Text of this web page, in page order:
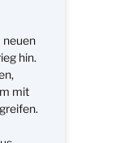
neuen
hin.
mit